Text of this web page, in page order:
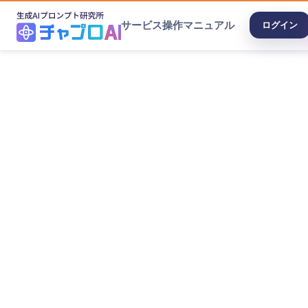
サービス操作マニュアル ログイン